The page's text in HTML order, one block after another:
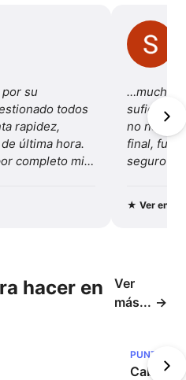
de telesilla para
Full day MTB.
7 horas.
por su
todos
rapidez,
última hora.
completo mis
…mucha
suficiente
no
final, fue
seguro y
★Ver en
hacer en
Ver
más...
PUNTA
Cabo